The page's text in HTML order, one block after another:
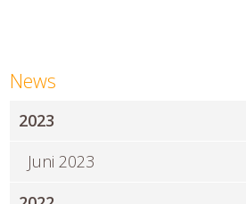
News
2023
Juni 2023